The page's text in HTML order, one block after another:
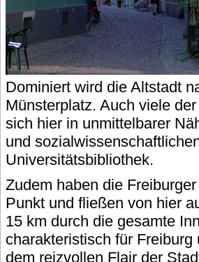
Dominiert wird die Altstadt
Münsterplatz. Auch viele
sich hier in unmittelbarer
und
Universitätsbibliothek.
Zudem haben die
Punkt und fließen von hier
15 km durch die gesamte
charakteristisch für
dem reizvollen Flair der